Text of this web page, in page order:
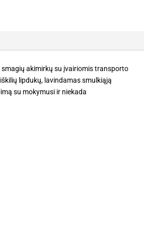
smagių akimirkų su įvairiomis transporto
lipdukų, lavindamas smulkiąją
su mokymusi ir niekada